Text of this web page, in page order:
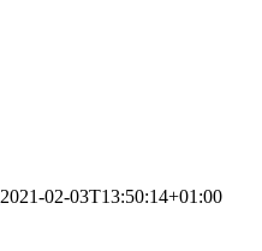
2021-02-03T13:50:14+01:00